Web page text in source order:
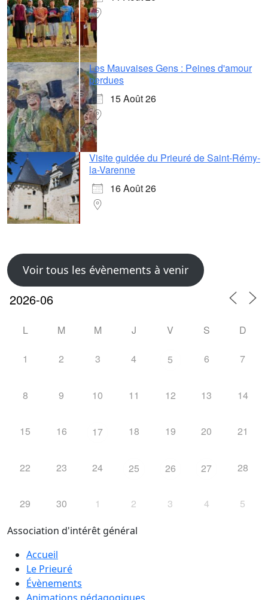
Les Mauvaises Gens : Peines d'amour
perdues
15 Août 26
Visite guidée du Prieuré de Saint-Rémy-
la-Varenne
16 Août 26
Voir tous les évènements à venir
L M M J V S D
1 2 3 4 5 6 7
8 9 10 11 12 13 14
15 16 17 18 19 20 21
22 23 24 25 26 27 28
29 30 1 2 3 4 5
Association d'intérêt général
Accueil
Le Prieuré
Évènements
Animations pédagogiques